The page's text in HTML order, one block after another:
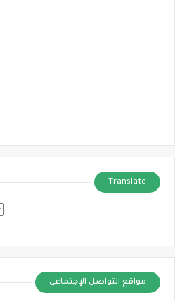
Translate
مواقع التواصل الإجتماعي